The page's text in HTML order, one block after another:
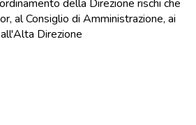
della Direzione rischi che
al Consiglio di Amministrazione, ai
Direzione